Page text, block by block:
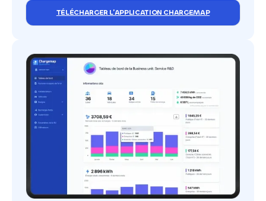
TÉLÉCHARGER L’APPLICATION CHARGEMAP